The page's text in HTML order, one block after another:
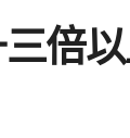
倍